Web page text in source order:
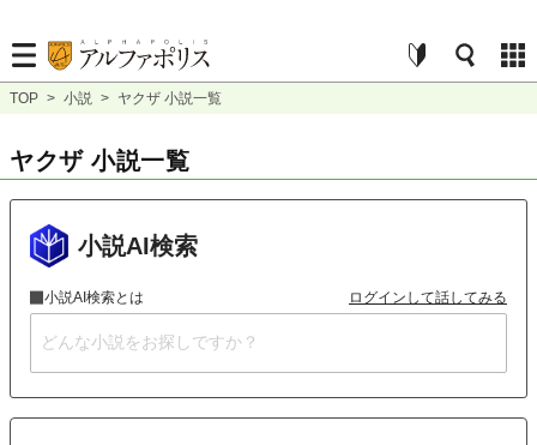
TOP > 小説 > ヤクザ 小説一覧
ヤクザ 小説一覧
小説AI検索
小説AI検索とは ログインして話してみる